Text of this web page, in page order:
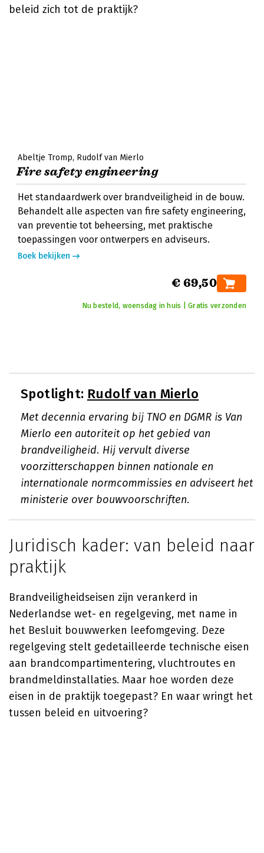
beleid zich tot de praktijk?
Abeltje Tromp Rudolf van Mierlo
Fire safety engineering
Het standaardwerk over brandveiligheid in de bouw.
Behandelt alle aspecten van fire safety engineering,
van preventie tot beheersing, met praktische
toepassingen voor ontwerpers en adviseurs.
Boek bekijken
€ 69,50
Nu besteld, woensdag in huis | Gratis verzonden
Spotlight: Rudolf van Mierlo
Met decennia ervaring bij TNO en DGMR is Van
Mierlo een autoriteit op het gebied van
brandveiligheid. Hij vervult diverse
voorzitterschappen binnen nationale en
internationale normcommissies en adviseert het
ministerie over bouwvoorschriften.
Juridisch kader: van beleid naar
praktijk
Brandveiligheidseisen zijn verankerd in
Nederlandse wet- en regelgeving, met name in
het Besluit bouwwerken leefomgeving. Deze
regelgeving stelt gedetailleerde technische eisen
aan brandcompartimentering, vluchtroutes en
brandmeldinstallaties. Maar hoe worden deze
eisen in de praktijk toegepast? En waar wringt het
tussen beleid en uitvoering?